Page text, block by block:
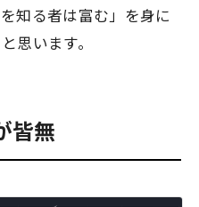
知る者は富む」を身に
思います。
皆無